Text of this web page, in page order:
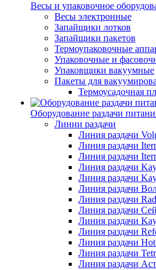
Весы и упаковочное
Весы электронные
Запайщики лотков
Запайщики пакетов
Термоупаковочные
Упаковочные и
Упаковщики вакуумные
Пакеты для
Термоусадочная
Оборудование раздачи
Линии раздачи
Линия раздачи
Линия раздачи
Линия раздачи
Линия раздачи
Линия раздачи
Линия раздачи
Линия раздачи
Линия раздачи
Линия раздачи
Линия раздачи
Линия раздачи
Линия раздачи
Линия раздачи